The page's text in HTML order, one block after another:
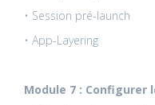
• Session pré-launch
• App-Layering
Module 7 :